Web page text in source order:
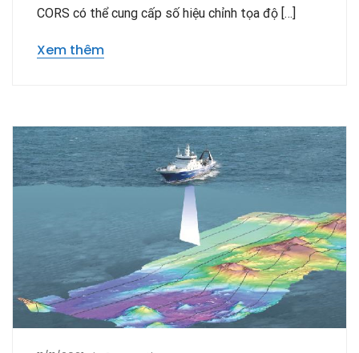
CORS có thể cung cấp số hiệu chỉnh tọa độ […]
Xem thêm